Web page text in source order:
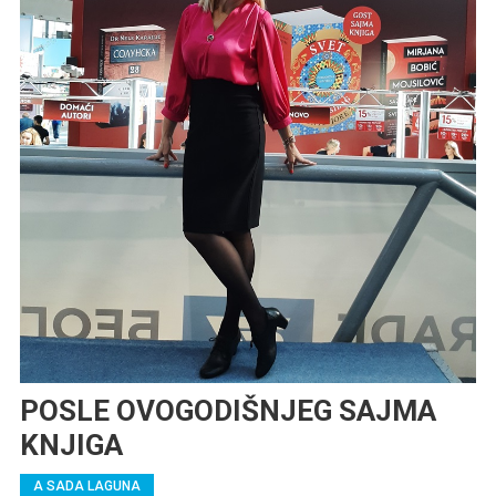
POSLE OVOGODIŠNJEG SAJMA
KNJIGA
A SADA LAGUNA